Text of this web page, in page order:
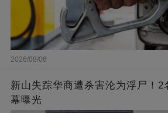
2026/08/06
新山失踪华商遭杀害沦为浮尸！2
幕曝光